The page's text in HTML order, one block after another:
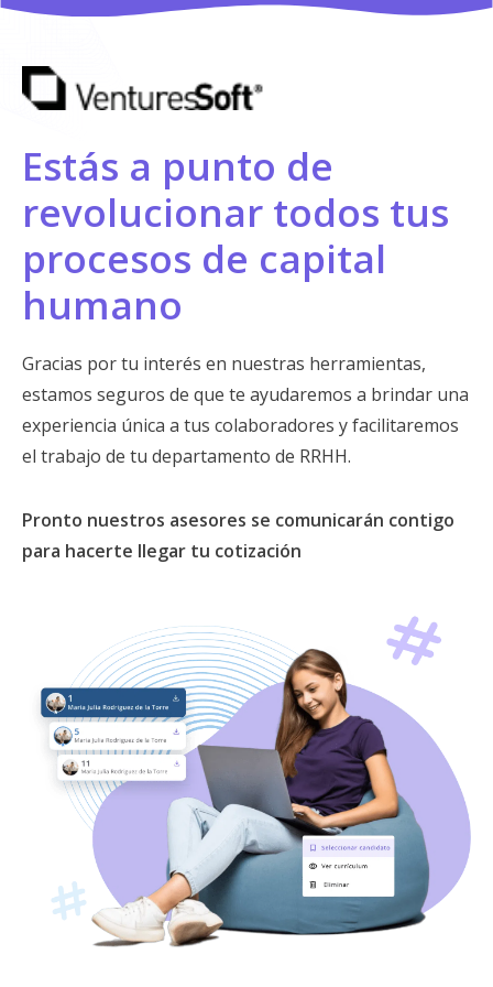
Estás a punto de
revolucionar todos tus
procesos de capital
humano
Gracias por tu interés en nuestras herramientas,
estamos seguros de que te ayudaremos a brindar una
experiencia única a tus colaboradores y facilitaremos
el trabajo de tu departamento de RRHH.
Pronto nuestros asesores se comunicarán contigo
para hacerte llegar tu cotización